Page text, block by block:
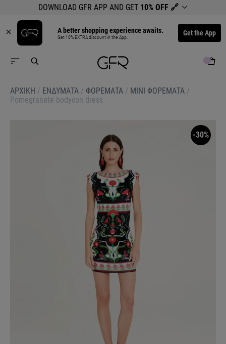
DOWNLOAD GFR APP AND GET 10% OFF 🔗
A better shopping experience awaits.
Get 10% EXTRA discount in the App. Get the App
ΑΡΧΙΚΉ / ΕΝΔΥΜΑΤΑ / ΦΟΡΕΜΑΤΑ / ΜΙΝΙ ΦΟΡΕΜΑΤΑ /
Pomegranate bodycon dress
-30%